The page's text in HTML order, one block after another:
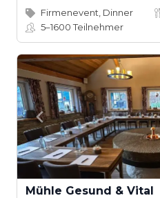
Firmenevent, Dinner
5–1600Teilnehmer
Mühle Gesund & Vital